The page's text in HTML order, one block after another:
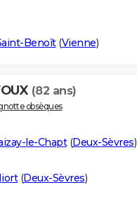
Benoît(Vienne)
(82 ans)
obsèques
le-Chapt(Deux-Sèvres)
(Deux-Sèvres)